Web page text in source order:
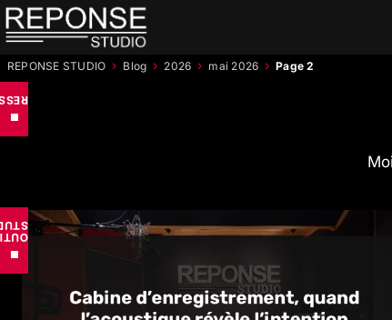
Aller
au
REPONSE STUDIO › Blog › 2026 › mai 2026 › Page 2
■
■